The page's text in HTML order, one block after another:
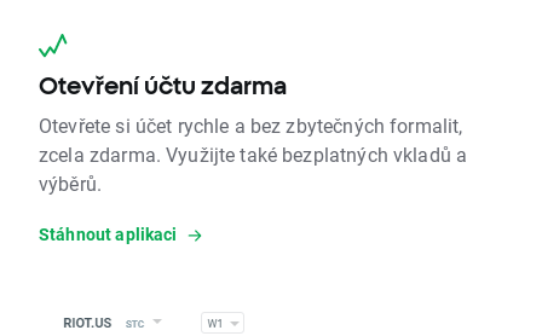
Otevření účtu zdarma
Otevřete si účet rychle a bez zbytečných formalit,
zcela zdarma. Využijte také bezplatných vkladů a
výběrů.
Stáhnout aplikaci